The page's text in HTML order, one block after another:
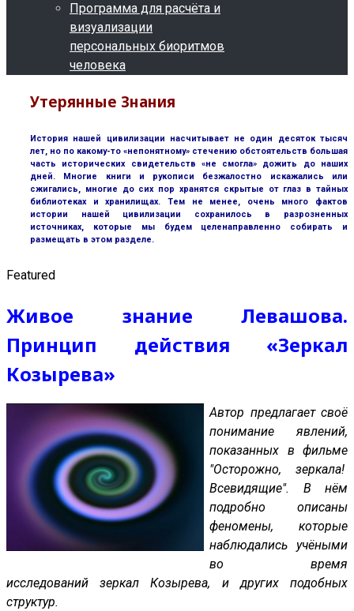
Программа для расчёта и
визуализации
персональных биоритмов
человека
Утерянные Знания
История нашей цивилизации насчитывает не один десяток тысяч
лет, но по какому-то «непонятному» стечению обстоятельств большая
часть исторических свидетельств «не смогла» дожить до наших
дней. Многие книги и рукописи безжалостно искажались или
сжигались, многие до сих пор хранятся скрытые от глаз в тайных
библиотеках и хранилищах. Тем не менее, очень много фактов
истории нашей цивилизации сохранилось в разрозненных
источниках, которые мы будем целенаправленно собирать и
размещать в этом разделе.
Featured
Живое знание Левашова.
Принцип действия «Зеркал
Козырева»
Автор предлагает своё
понимание явлений,
показанных в фильме
"Осторожно, зеркала!
Всевидящие". В нём
подробно описаны
феномены, которые
наблюдались учёными
во время
исследований зеркал Козырева, и других подобных
структур.